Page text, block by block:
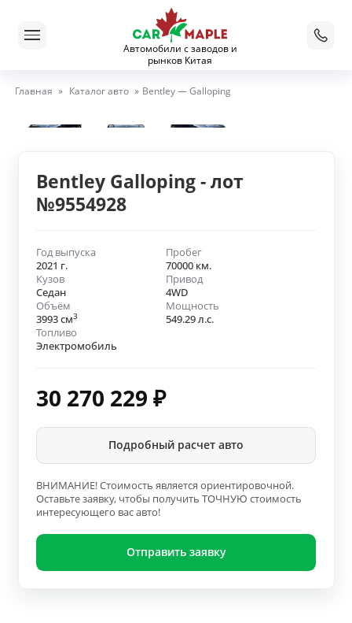
Автомобили с заводов и
рынков Китая
Главная » Каталог авто » Bentley — Galloping
Bentley Galloping - лот
№9554928
Год выпуска
2021 г.
Пробег
70000 км.
Кузов
Седан
Привод
4WD
Объём
3993 см3
Мощность
549.29 л.с.
Топливо
Электромобиль
30 270 229 ₽
Подробный расчет авто
ВНИМАНИЕ! Стоимость является ориентировочной.
Оставьте заявку, чтобы получить ТОЧНУЮ стоимость
интересующего вас авто!
Отправить заявку